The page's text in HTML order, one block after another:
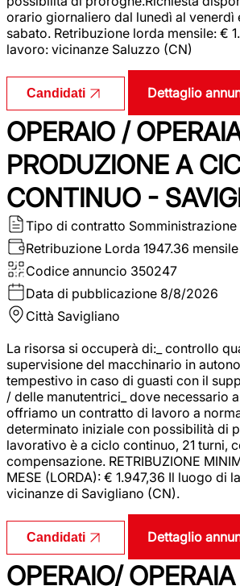
orario giornaliero dal lunedì al venerdì
sabato. Retribuzione lorda mensile: €
lavoro: vicinanze Saluzzo (CN)
Candidati Dettaglio
OPERAIO /
PRODUZIONE A
CONTINUO -
Tipo di contratto Somministrazione
Retribuzione Lorda 1947.36 mensile
Codice annuncio 350247
Data di pubblicazione 8/8/2026
Città Savigliano
La risorsa si occuperà di:_ controllo
supervisione del macchinario in
tempestivo in caso di guasti con il
/ delle manutentrici_ dove necessario
offriamo un contratto di lavoro a
determinato iniziale con possibilità di
lavorativo è a ciclo continuo, 21 turni,
compensazione. RETRIBUZIONE
MESE (LORDA): € 1.947,36 Il luogo di
vicinanze di Savigliano (CN).
Candidati Dettaglio
OPERAIO/ OPERAIA